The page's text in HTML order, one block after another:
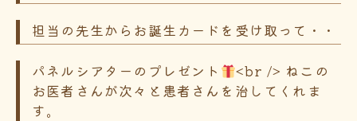
担当の先生からお誕生カードを受け取って・・
パネルシアターのプレゼント
<br /> ねこの
お医者さんが次々と患者さんを治してくれま
す。